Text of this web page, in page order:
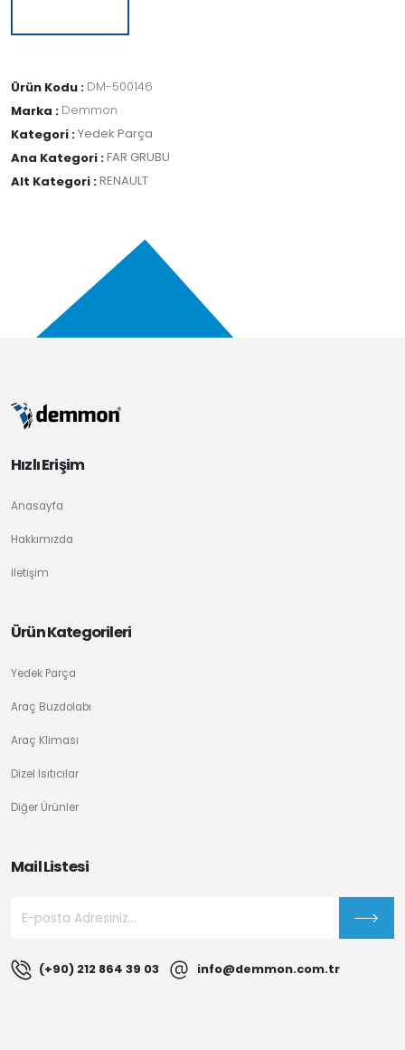
Ürün Kodu : DM-500146
Marka : Demmon
Kategori :Yedek Parça
Ana Kategori :FAR GRUBU
Alt Kategori :RENAULT
Hızlı Erişim
Anasayfa
Hakkımızda
İletişim
Ürün Kategorileri
Yedek Parça
Araç Buzdolabı
Araç Kliması
Dizel Isıtıcılar
Diğer Ürünler
Mail Listesi
(+90) 212 864 39 03 info@demmon.com.tr